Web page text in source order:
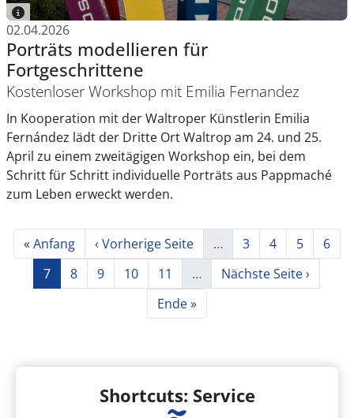
02.04.2026
Porträts modellieren für
Fortgeschrittene
Kostenloser Workshop mit Emilia Fernandez
In Kooperation mit der Waltroper Künstlerin Emilia
Fernández lädt der Dritte Ort Waltrop am 24. und 25.
April zu einem zweitägigen Workshop ein, bei dem
Schritt für Schritt individuelle Porträts aus Pappmaché
zum Leben erweckt werden.
Seitennummerierung
Erste Seite
« Anfang Vorherige Seite
‹ Vorherige Seite … Seite
3 Seite
4 Seite
5 Seite
6
Seite
7 Seite
8 Seite
9 Seite
10 Seite
11 … Nächste Seite
Nächste Seite ›
Letzte Seite
Ende »
Shortcuts: Service